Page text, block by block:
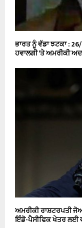
ਭਾਰਤ ਨੂੰ ਵੱਡਾ ਝਟਕਾ :
ਹਵਾਲਗੀ ‘ਤੇ ਅਮਰੀਕੀ
ਅਮਰੀਕੀ ਰਾਸ਼ਟਰਪਤੀ
ਇੰਡੋ-ਪੈਸੀਫਿਕ ਖੇਤਰ ਲਈ